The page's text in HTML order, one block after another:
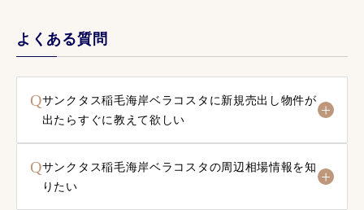
よくある質問
Qサンクタス稲毛海岸ベラコスタに新規売出し物件が
出たらすぐに教えて欲しい
Qサンクタス稲毛海岸ベラコスタの周辺相場情報を知
りたい